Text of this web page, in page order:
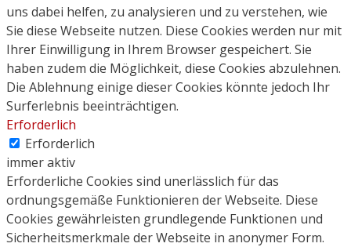
uns dabei helfen, zu analysieren und zu verstehen, wie
Sie diese Webseite nutzen. Diese Cookies werden nur mit
Ihrer Einwilligung in Ihrem Browser gespeichert. Sie
haben zudem die Möglichkeit, diese Cookies abzulehnen.
Die Ablehnung einige dieser Cookies könnte jedoch Ihr
Surferlebnis beeinträchtigen.
Erforderlich
Erforderlich
immer aktiv
Erforderliche Cookies sind unerlässlich für das
ordnungsgemäße Funktionieren der Webseite. Diese
Cookies gewährleisten grundlegende Funktionen und
Sicherheitsmerkmale der Webseite in anonymer Form.